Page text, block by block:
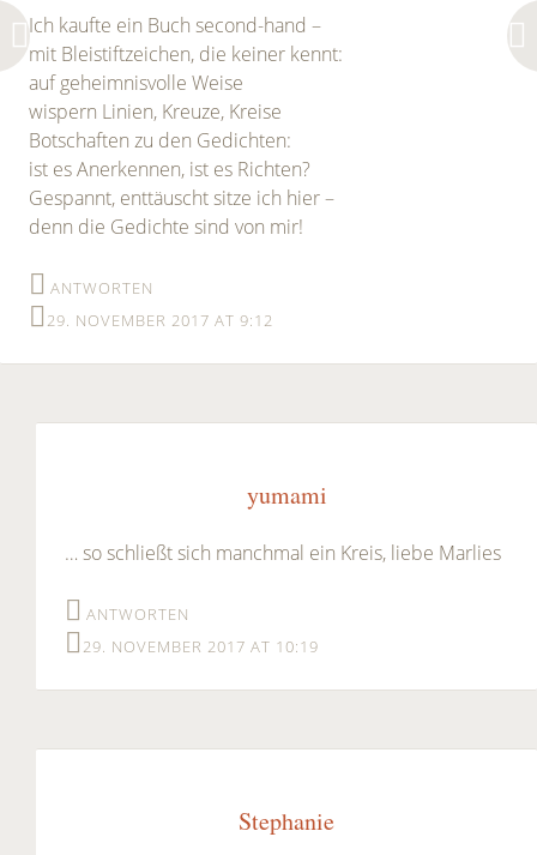
Ich kaufte ein Buch second-hand –
mit Bleistiftzeichen, die keiner kennt:
auf geheimnisvolle Weise
wispern Linien, Kreuze, Kreise
Botschaften zu den Gedichten:
ist es Anerkennen, ist es Richten?
Gespannt, enttäuscht sitze ich hier –
denn die Gedichte sind von mir!
ANTWORTEN
29. NOVEMBER 2017 AT 9:12
yumami
… so schließt sich manchmal ein Kreis, liebe Marlies
ANTWORTEN
29. NOVEMBER 2017 AT 10:19
Stephanie